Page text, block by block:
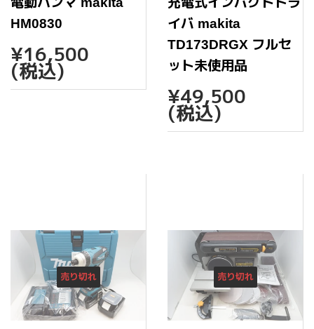
HM0830
通
常
価
格
¥16,500 ¥16,500
(税込)
イバ makita
TD173DRGX フルセ
ット未使用品
通
常
価
格
¥49,500
(税込)
売り切れ 売り切れ